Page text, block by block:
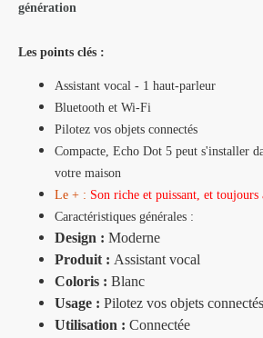
génération
Les points clés :
Assistant vocal - 1 haut-parleur
Bluetooth et Wi-Fi
Pilotez vos objets connectés
Compacte, Echo Dot 5 peut s'installer
votre maison
Le + : Son riche et puissant, et toujours
Caractéristiques générales :
Design : Moderne
Produit : Assistant vocal
Coloris : Blanc
Usage : Pilotez vos objets connectés
Utilisation : Connectée